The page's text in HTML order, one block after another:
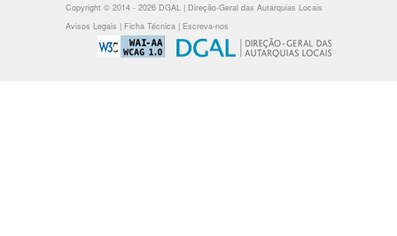
Copyright © 2014 - 2026 DGAL | Direção-Geral das Autarquias Locais
Avisos Legais | Ficha Técnica | Escreva-nos